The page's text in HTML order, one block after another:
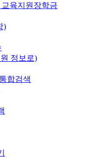
육지원장학금
)
정보로)
합검색